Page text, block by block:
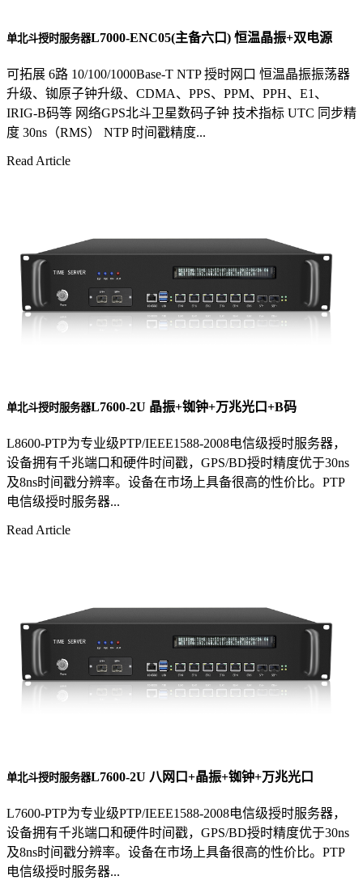
单北斗授时服务器L7000-ENC05(主备六口) 恒温晶振+双电源
可拓展 6路 10/100/1000Base-T NTP 授时网口 恒温晶振振荡器
升级、铷原子钟升级、CDMA、PPS、PPM、PPH、E1、
IRIG-B码等 网络GPS北斗卫星数码子钟 技术指标 UTC 同步精
度 30ns（RMS） NTP 时间戳精度...
Read Article
单北斗授时服务器L7600-2U 晶振+铷钟+万兆光口+B码
L8600-PTP为专业级PTP/IEEE1588-2008电信级授时服务器，
设备拥有千兆端口和硬件时间戳，GPS/BD授时精度优于30ns
及8ns时间戳分辨率。设备在市场上具备很高的性价比。PTP
电信级授时服务器...
Read Article
单北斗授时服务器L7600-2U 八网口+晶振+铷钟+万兆光口
L7600-PTP为专业级PTP/IEEE1588-2008电信级授时服务器，
设备拥有千兆端口和硬件时间戳，GPS/BD授时精度优于30ns
及8ns时间戳分辨率。设备在市场上具备很高的性价比。PTP
电信级授时服务器...